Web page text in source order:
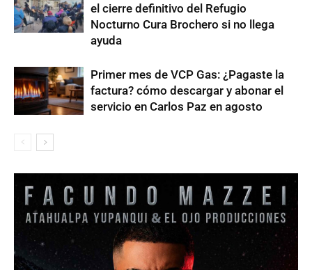
el cierre definitivo del Refugio
Nocturno Cura Brochero si no llega
ayuda
Primer mes de VCP Gas: ¿Pagaste la
factura? cómo descargar y abonar el
servicio en Carlos Paz en agosto